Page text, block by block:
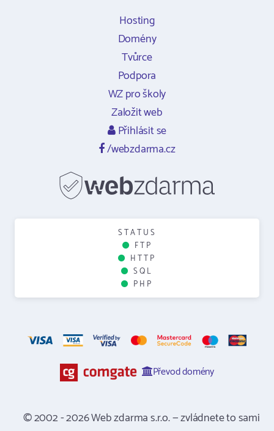
Hosting
Domény
Tvůrce
Podpora
WZ pro školy
Založit web
Přihlásit se
/webzdarma.cz
STATUS
FTP
HTTP
SQL
PHP
Převod domény
© 2002 - 2026 Web zdarma s.r.o. — zvládnete to sami